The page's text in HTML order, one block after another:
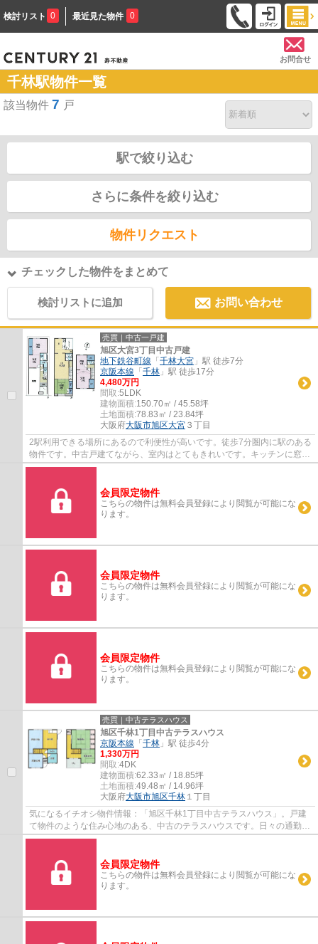
検討リスト 0 最近見た物件 0
お問合せ
千林駅物件一覧
該当物件 7 戸
駅で絞り込む
さらに条件を絞り込む
物件リクエスト
チェックした物件をまとめて
検討リストに追加 お問い合わせ
売買｜中古一戸建
旭区大宮3丁目中古戸建
地下鉄谷町線 「 千林大宮 」駅 徒歩7分
京阪本線 「 千林 」駅 徒歩17分
4,480万円
間取:5LDK
建物面積:150.70㎡ / 45.58坪
土地面積:78.83㎡ / 23.84坪
大阪府大阪市旭区大宮 ３丁目
2駅利用できる場所にあるので利便性が高いです。徒歩7分圏内に駅のある
物件です。中古戸建てながら、室内はとてもきれいです。キッチンに窓が
あるのでにおいがこもらず良い空気を保て...
会員限定物件
こちらの物件は無料会員登録により閲覧が可能にな
ります。
会員限定物件
こちらの物件は無料会員登録により閲覧が可能にな
ります。
会員限定物件
こちらの物件は無料会員登録により閲覧が可能にな
ります。
売買｜中古テラスハウス
旭区千林1丁目中古テラスハウス
京阪本線 「 千林 」駅 徒歩4分
1,330万円
間取:4DK
建物面積:62.33㎡ / 18.85坪
土地面積:49.48㎡ / 14.96坪
大阪府大阪市旭区千林 １丁目
気になるイチオシ物件情報：「旭区千林1丁目中古テラスハウス」。戸建
て物件のような住み心地のある、中古のテラスハウスです。日々の通勤や
通学にも便利な、徒歩4分圏内に駅のある物...
会員限定物件
こちらの物件は無料会員登録により閲覧が可能にな
ります。